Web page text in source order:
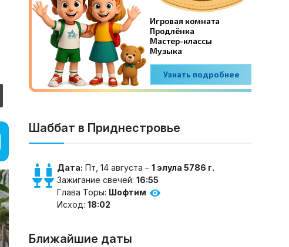
Шаббат в Приднестровье
Дата: Пт, 14 августа – 1 элула 5786 г.
Зажигание свечей: 16:55
Глава Торы: Шофтим
Исход: 18:02
Ближайшие даты